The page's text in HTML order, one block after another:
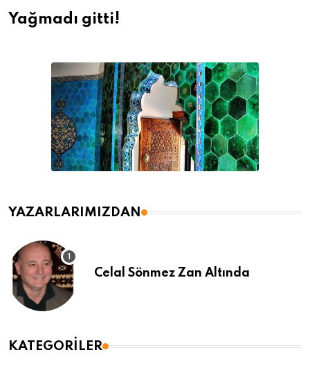
Yağmadı gitti!
YAZARLARIMIZDAN
Celal Sönmez Zan Altında
KATEGORILER